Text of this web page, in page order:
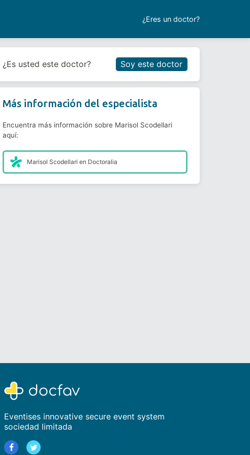
¿Eres un doctor?
Reservar cita
¿Es usted este doctor? Soy este doctor
Más información del especialista
Encuentra más información sobre Marisol Scodellari
aquí:
Marisol Scodellari en Doctoralia
Eventises innovative secure event system
sociedad limitada